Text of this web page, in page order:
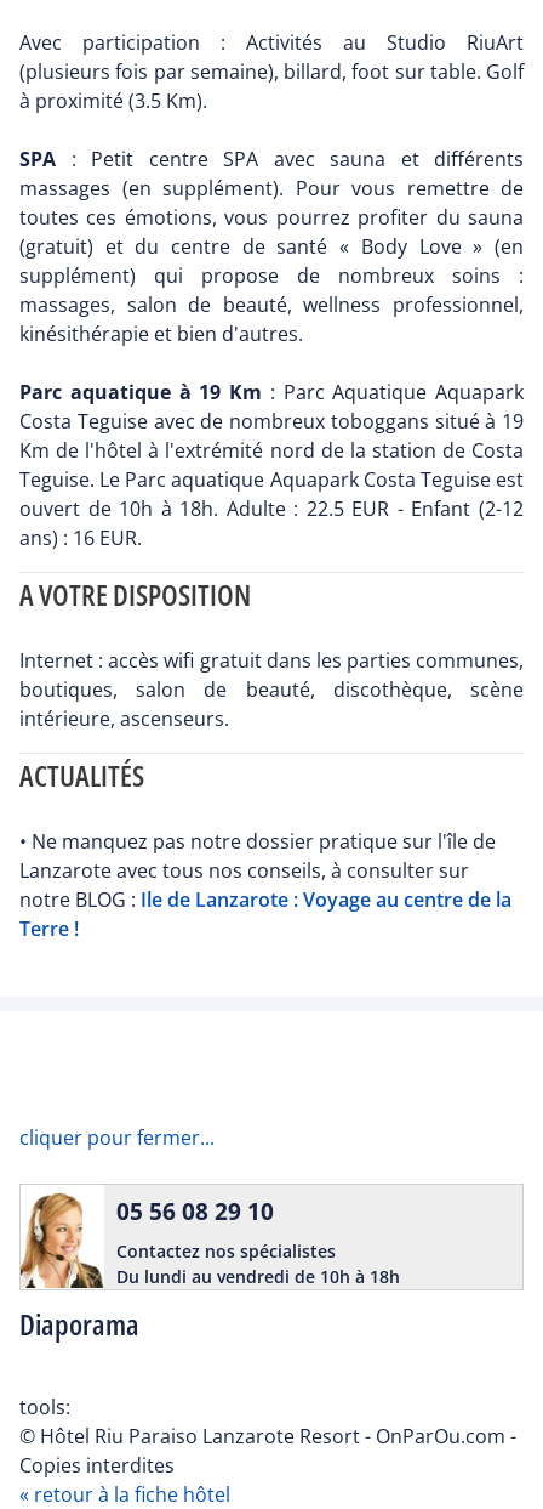
Avec participation : Activités au Studio RiuArt
(plusieurs fois par semaine), billard, foot sur table. Golf
à proximité (3.5 Km).
SPA : Petit centre SPA avec sauna et différents
massages (en supplément). Pour vous remettre de
toutes ces émotions, vous pourrez profiter du sauna
(gratuit) et du centre de santé « Body Love » (en
supplément) qui propose de nombreux soins :
massages, salon de beauté, wellness professionnel,
kinésithérapie et bien d'autres.
Parc aquatique à 19 Km : Parc Aquatique Aquapark
Costa Teguise avec de nombreux toboggans situé à 19
Km de l'hôtel à l'extrémité nord de la station de Costa
Teguise. Le Parc aquatique Aquapark Costa Teguise est
ouvert de 10h à 18h. Adulte : 22.5 EUR - Enfant (2-12
ans) : 16 EUR.
A VOTRE DISPOSITION
Internet : accès wifi gratuit dans les parties communes,
boutiques, salon de beauté, discothèque, scène
intérieure, ascenseurs.
ACTUALITÉS
• Ne manquez pas notre dossier pratique sur l'île de
Lanzarote avec tous nos conseils, à consulter sur
notre BLOG : Ile de Lanzarote : Voyage au centre de la
Terre !
cliquer pour fermer...
Diaporama
05 56 08 29 10
Contactez nos spécialistes
Du lundi au vendredi de 10h à 18h
tools:
© Hôtel Riu Paraiso Lanzarote Resort - OnParOu.com -
Copies interdites
« retour à la fiche hôtel